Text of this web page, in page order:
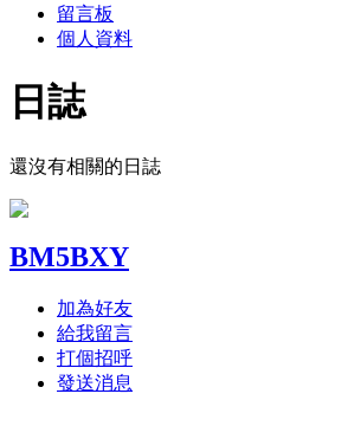
留言板
個人資料
日誌
還沒有相關的日誌
BM5BXY
加為好友
給我留言
打個招呼
發送消息